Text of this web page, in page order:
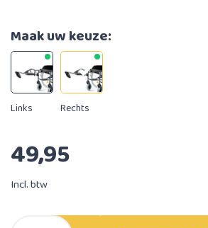
Maak uw keuze:
Links Rechts
49,95
Incl. btw